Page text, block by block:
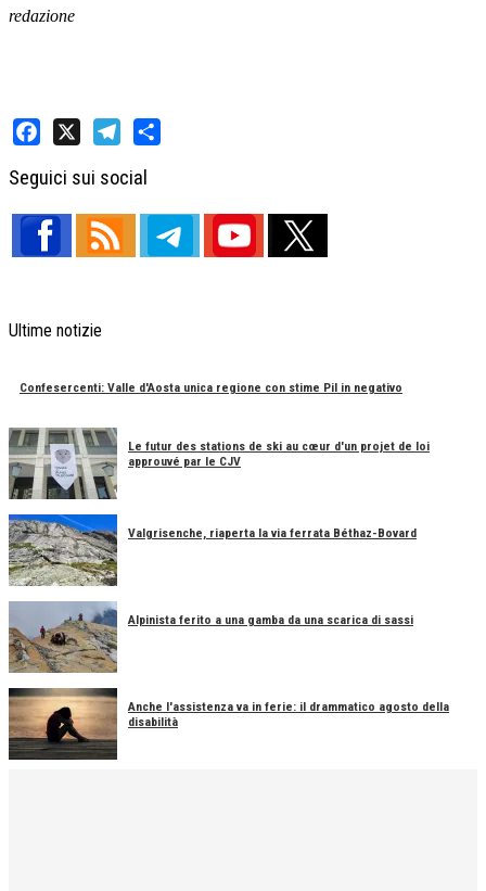
redazione
Seguici sui social
Ultime notizie
Confesercenti: Valle d'Aosta unica regione con stime Pil in negativo
Le futur des stations de ski au cœur d'un projet de loi
approuvé par le CJV
Valgrisenche, riaperta la via ferrata Béthaz-Bovard
Alpinista ferito a una gamba da una scarica di sassi
Anche l'assistenza va in ferie: il drammatico agosto della
disabilità